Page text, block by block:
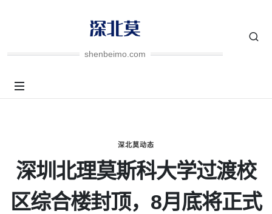
shenbeimo.com
深北莫动态
深圳北理莫斯科大学过渡校
区综合楼封顶，8月底将正式